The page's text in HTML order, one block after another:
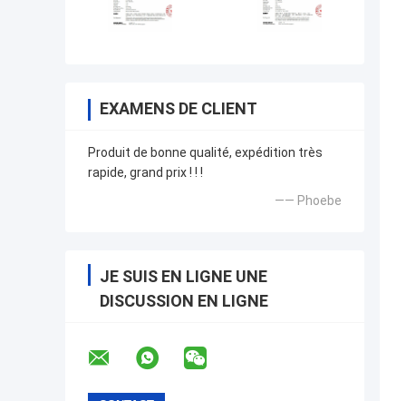
EXAMENS DE CLIENT
Produit de bonne qualité, expédition très
rapide, grand prix ! ! !
—— Phoebe
JE SUIS EN LIGNE UNE
DISCUSSION EN LIGNE